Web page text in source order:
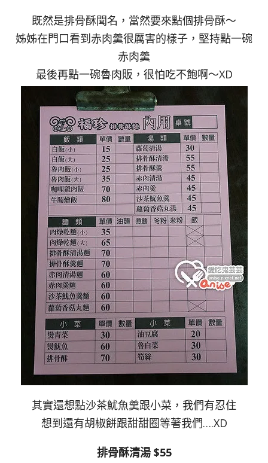
既然是排骨酥聞名，當然要來點個排骨酥～
姊姊在門口看到赤肉羹很厲害的樣子，堅持點一碗
赤肉羹
最後再點一碗魯肉販，很怕吃不飽啊～XD
其實還想點沙茶魷魚羹跟小菜，我們有忍住
想到還有胡椒餅跟甜甜圈等著我們….XD
排骨酥清湯 $55